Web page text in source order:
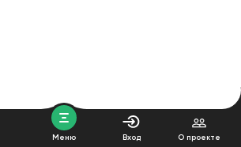
Меню Вход О проекте